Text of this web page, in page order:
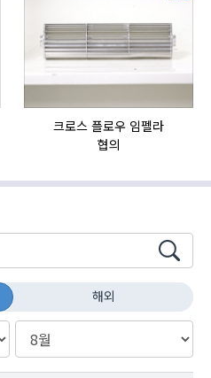
크로스 플로우 임펠라
협의
해외